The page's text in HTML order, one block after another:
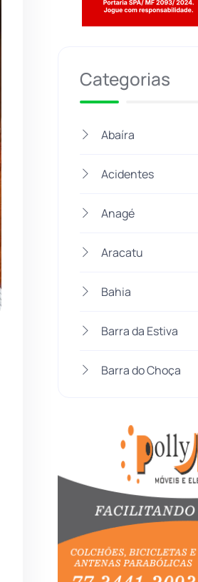
Categorias
Abaíra
Acidentes
Anagé
Aracatu
Bahia
Barra da Estiva
Barra do Choça
Bom Jesus da Lapa
Boquira
Botuporã
Brasil